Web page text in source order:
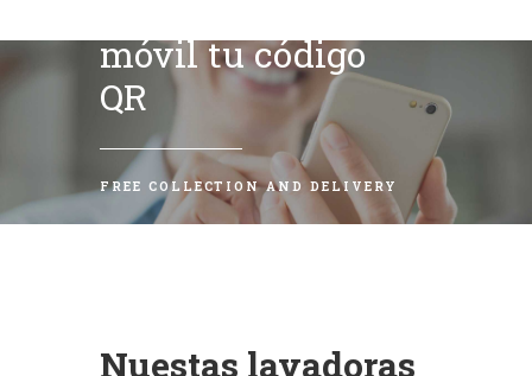
móvil tu código
QR
FREE COLLECTION AND DELIVERY
Nuestas lavadoras